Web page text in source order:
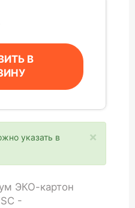
В
×
указать в
ЭКО-картон
-